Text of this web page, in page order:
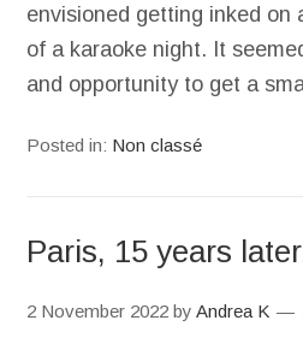
envisioned getting inked on
of a karaoke night. It
and opportunity to get a
Posted in: Non classé
Paris, 15 years
2 November 2022 byAndrea K